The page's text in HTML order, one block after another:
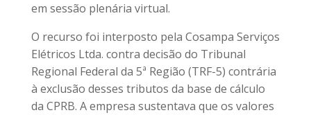
em sessão plenária virtual.
O recurso foi interposto pela Cosampa Serviços
Elétricos Ltda. contra decisão do Tribunal
Regional Federal da 5ª Região (TRF-5) contrária
à exclusão desses tributos da base de cálculo
da CPRB. A empresa sustentava que os valores